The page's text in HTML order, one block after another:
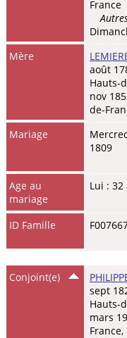
France
Mère
août
Hauts-
nov
de-
Mariage
1809
Age au
mariage
Lui :
ID Famille
Conjoint(e)
sept
Hauts-
mars
France,